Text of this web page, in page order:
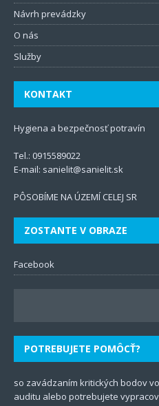
Návrh prevádzky
O nás
Služby
KONTAKT
Hygiena a bezpečnosť potravín
Tel.: 0915589022
E-mail: sanielit@sanielit.sk
PÔSOBÍME NA ÚZEMÍ CELEJ SR
ZOSTANTE V OBRAZE
Facebook
POTREBUJETE POMÔCŤ?
so zavádzaním kritických bodov
auditu alebo potrebujete